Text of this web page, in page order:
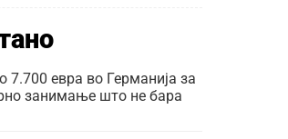
7.700 евра во Германија за
занимање што не бара